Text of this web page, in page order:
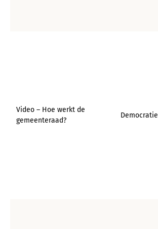
Video – Hoe werkt de
gemeenteraad?
Democratie